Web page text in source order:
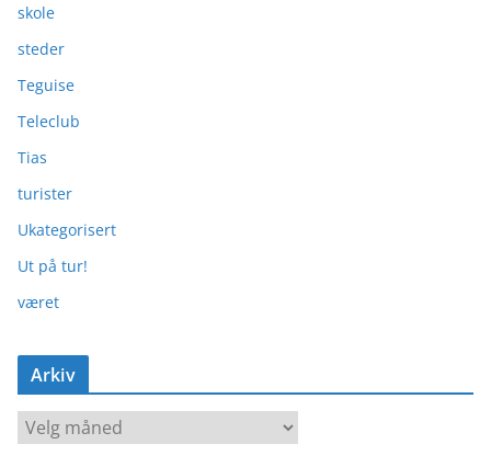
skole
steder
Teguise
Teleclub
Tias
turister
Ukategorisert
Ut på tur!
været
Arkiv
A
r